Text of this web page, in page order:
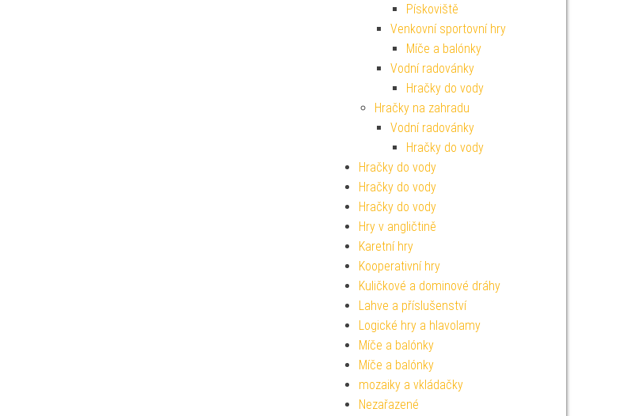
Pískoviště
Venkovní sportovní hry
Míče a balónky
Vodní radovánky
Hračky do vody
Hračky na zahradu
Vodní radovánky
Hračky do vody
Hračky do vody
Hračky do vody
Hračky do vody
Hry v angličtině
Karetní hry
Kooperativní hry
Kuličkové a dominové dráhy
Lahve a příslušenství
Logické hry a hlavolamy
Míče a balónky
Míče a balónky
mozaiky a vkládačky
Nezařazené